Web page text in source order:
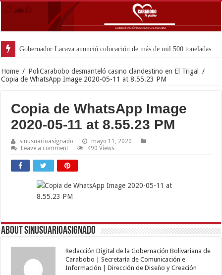
Home / PoliCarabobo desmanteló casino clandestino en El Trigal /
Copia de WhatsApp Image 2020-05-11 at 8.55.23 PM
Copia de WhatsApp Image
2020-05-11 at 8.55.23 PM
sinusuarioasignado
mayo 11, 2020
Leave a comment
490 Views
About sinusuarioasignado
Redacción Digital de la Gobernación Bolivariana de
Carabobo | Secretaría de Comunicación e
Información | Dirección de Diseño y Creación